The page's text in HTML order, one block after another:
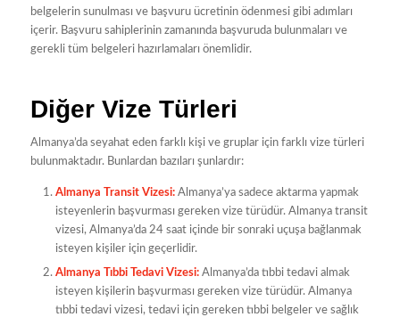
belgelerin sunulması ve başvuru ücretinin ödenmesi gibi adımları
içerir. Başvuru sahiplerinin zamanında başvuruda bulunmaları ve
gerekli tüm belgeleri hazırlamaları önemlidir.
Diğer Vize Türleri
Almanya’da seyahat eden farklı kişi ve gruplar için farklı vize türleri
bulunmaktadır. Bunlardan bazıları şunlardır:
Almanya Transit Vizesi:Almanya’ya sadece aktarma yapmak
isteyenlerin başvurması gereken vize türüdür. Almanya transit
vizesi, Almanya’da 24 saat içinde bir sonraki uçuşa bağlanmak
isteyen kişiler için geçerlidir.
Almanya Tıbbi Tedavi Vizesi:Almanya’da tıbbi tedavi almak
isteyen kişilerin başvurması gereken vize türüdür. Almanya
tıbbi tedavi vizesi, tedavi için gereken tıbbi belgeler ve sağlık